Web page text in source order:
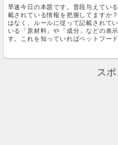
早速今日の本題です。普段与えてい
載されている情報を把握してますか
はなく、ルールに従って記載されて
いる「原材料」や「成分」などの表
す。これを知っていればペットフー
ス